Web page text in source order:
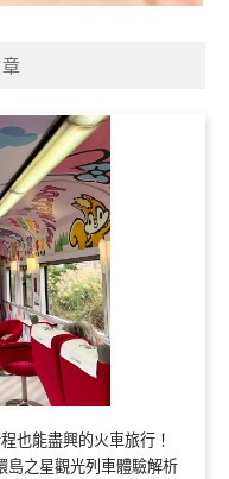
也能盡興的火車旅行！
之星觀光列車體驗解析